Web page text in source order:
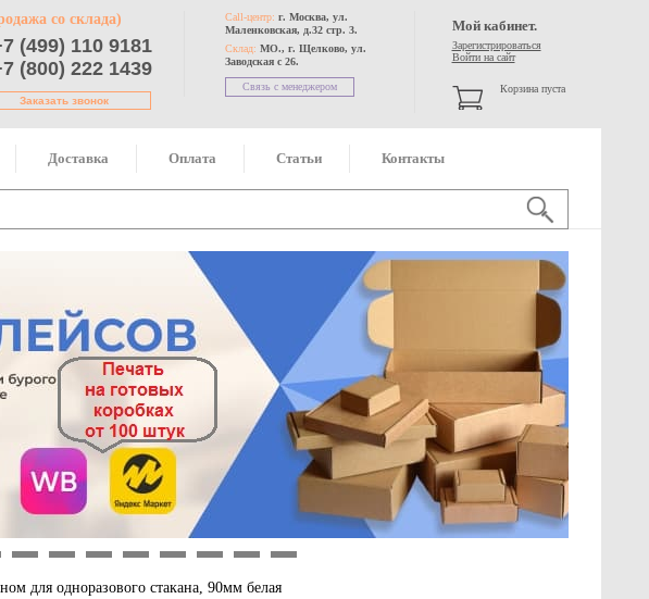
со склада)
(499) 110 9181
(800) 222 1439
Заказать звонок
Call-центр: г. Москва, ул.
Маленковская, д.32 стр. 3.
Склад: МО., г. Щелково, ул.
Заводская с 26.
Связь с менеджером
Мой кабинет.
Зарегистрироваться
Войти на сайт
Корзина пуста
Доставка Оплата Статьи Контакты
для одноразового стакана, 90мм белая